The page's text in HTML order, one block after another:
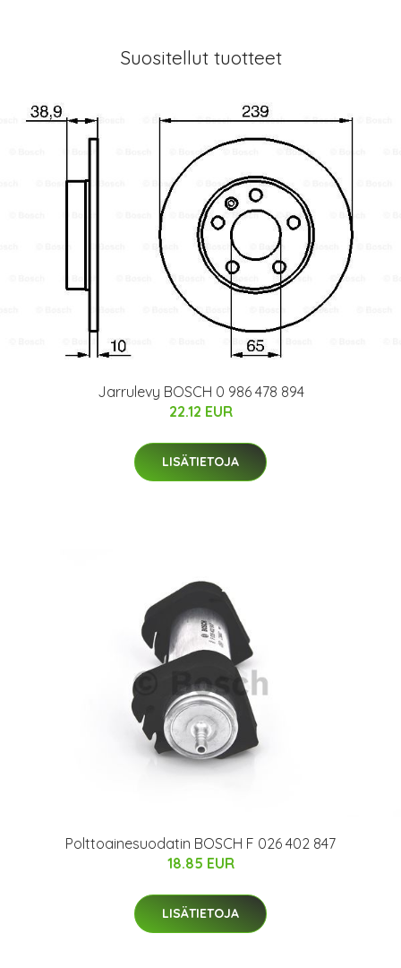
Suositellut tuotteet
Jarrulevy BOSCH 0 986 478 894
22.12 EUR
LISÄTIETOJA
Polttoainesuodatin BOSCH F 026 402 847
18.85 EUR
LISÄTIETOJA